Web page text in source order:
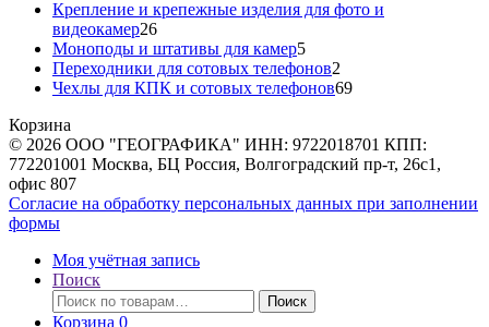
товаров
Крепление и крепежные изделия для фото и
видеокамер2626
товаров
Моноподы и штативы для камер55
товаров
Переходники для сотовых телефонов2
товара
Чехлы для КПК и сотовых телефонов6969
Корзина
© 2026 ООО "ГЕОГРАФИКА" ИНН: 9722018701 КПП:
772201001 Москва, БЦ Россия, Волгоградский пр-т, 26с1,
офис 807
Согласие на обработку персональных данных при заполнении
формы
Моя учётная запись
Поиск
Искать:
Поиск
Корзина 0